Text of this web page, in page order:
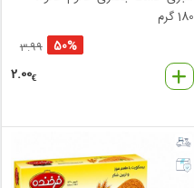
180 گرم
50%
3.99
2.00€